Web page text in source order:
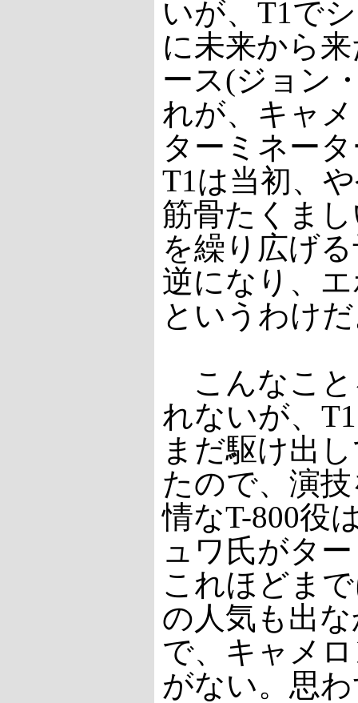
いが、T1で
に未来から
ース(ジョン
れが、キャ
ターミネー
T1は当初、
筋骨たくま
を繰り広げ
逆になり、
というわけ
こんなこと
れないが、
まだ駆け出
たので、演
情なT-800役
ュワ氏がタ
これほどま
の人気も出
で、キャメ
がない。思